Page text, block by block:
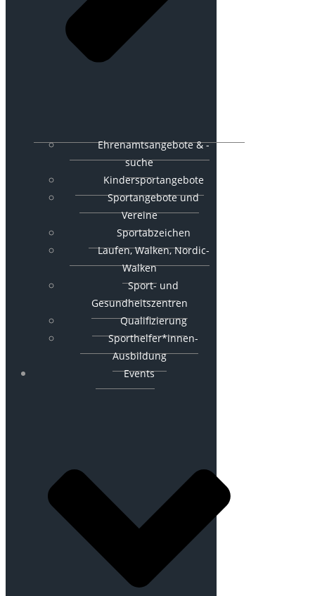
Ehrenamtsangebote & -
suche
Kindersportangebote
Sportangebote und
Vereine
Sportabzeichen
Laufen, Walken, Nordic-
Walken
Sport- und
Gesundheitszentren
Qualifizierung
Sporthelfer*innen-
Ausbildung
Events